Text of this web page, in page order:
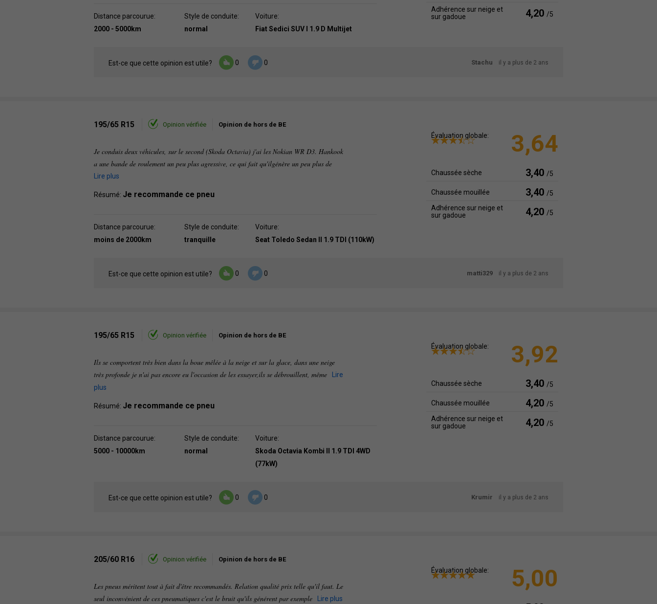
Distance parcourue:
2000 - 5000km
Style de conduite:
normal
Voiture:
Fiat Sedici SUV I 1.9 D Multijet
Adhérence sur neige et
sur gadoue
4,20 /5
Est-ce que cette opinion est utile? 0 0 Stachu il y a plus de 2 ans
195/65 R15 Opinion vérifiée Opinion de hors de BE
Je conduis deux véhicules, sur le second (Skoda Octavia) j'ai les Nokian WR D3. Hankook
a une bande de roulement un peu plus agressive, ce qui fait qu'ilgénère un peu plus de
Lire plus
Résumé: Je recommande ce pneu
Distance parcourue:
moins de 2000km
Style de conduite:
tranquille
Voiture:
Seat Toledo Sedan II 1.9 TDI (110kW)
Évaluation globale: 3,64
Chaussée sèche 3,40 /5
Chaussée mouillée 3,40 /5
Adhérence sur neige et
sur gadoue
4,20 /5
Est-ce que cette opinion est utile? 0 0 matti329 il y a plus de 2 ans
195/65 R15 Opinion vérifiée Opinion de hors de BE
Ils se comportent très bien dans la boue mêlée à la neige et sur la glace, dans une neige
très profonde je n'ai pas encore eu l'occasion de les essayer,ils se débrouillent, même
Lire
plus
Résumé: Je recommande ce pneu
Distance parcourue:
5000 - 10000km
Style de conduite:
normal
Voiture:
Skoda Octavia Kombi II 1.9 TDI 4WD
(77kW)
Évaluation globale: 3,92
Chaussée sèche 3,40 /5
Chaussée mouillée 4,20 /5
Adhérence sur neige et
sur gadoue
4,20 /5
Est-ce que cette opinion est utile? 0 0 Krumir il y a plus de 2 ans
205/60 R16 Opinion vérifiée Opinion de hors de BE
Les pneus méritent tout à fait d'être recommandés. Relation qualité prix telle qu'il faut. Le
seul inconvénient de ces pneumatiques c'est le bruit qu'ils générent par exemple
Lire plus
Évaluation globale: 5,00